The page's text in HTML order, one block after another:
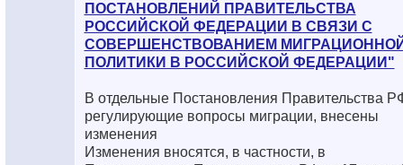
ПОСТАНОВЛЕНИЙ ПРАВИТЕЛЬСТВА
РОССИЙСКОЙ ФЕДЕРАЦИИ В СВЯЗИ С
СОВЕРШЕНСТВОВАНИЕМ
ПОЛИТИКИ В РОССИЙСКОЙ ФЕДЕРАЦИИ"
В отдельные Постановления Правительства
регулирующие вопросы миграции, внесены
изменения
Изменения вносятся, в частности, в